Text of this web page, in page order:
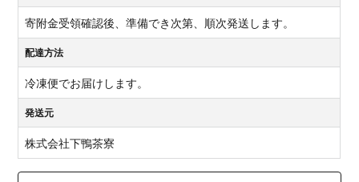
寄附金受領確認後、準備でき次第、順次発送します。
配達方法
冷凍便でお届けします。
発送元
株式会社下鴨茶寮